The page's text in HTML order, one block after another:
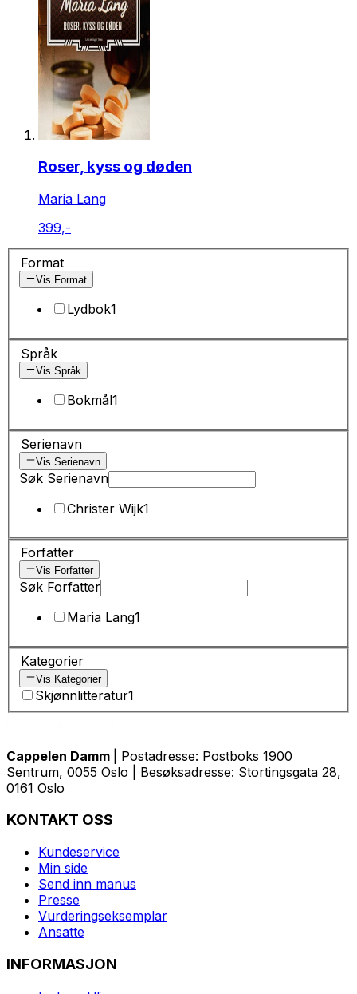
Roser, kyss og døden
Maria Lang
399,-
Format
Vis Format
Lydbok1
Språk
Vis Språk
Bokmål1
Serienavn
Vis Serienavn
Søk Serienavn
Christer Wijk1
Forfatter
Vis Forfatter
Søk Forfatter
Maria Lang1
Kategorier
Vis Kategorier
Skjønnlitteratur1
Cappelen Damm
| Postadresse: Postboks 1900
Sentrum, 0055 Oslo | Besøksadresse: Stortingsgata 28,
0161 Oslo
KONTAKT OSS
Kundeservice
Min side
Send inn manus
Presse
Vurderingseksemplar
Ansatte
INFORMASJON